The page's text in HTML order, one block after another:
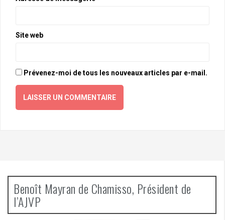
Site web
Prévenez-moi de tous les nouveaux articles par e-mail.
Benoît Mayran de Chamisso, Président de
l’AJVP